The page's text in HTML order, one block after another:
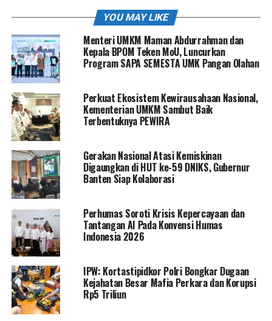
YOU MAY LIKE
Menteri UMKM Maman Abdurrahman dan
Kepala BPOM Teken MoU, Luncurkan
Program SAPA SEMESTA UMK Pangan Olahan
Perkuat Ekosistem Kewirausahaan Nasional,
Kementerian UMKM Sambut Baik
Terbentuknya PEWIRA
Gerakan Nasional Atasi Kemiskinan
Digaungkan di HUT ke-59 DNIKS, Gubernur
Banten Siap Kolaborasi
Perhumas Soroti Krisis Kepercayaan dan
Tantangan AI Pada Konvensi Humas
Indonesia 2026
IPW: Kortastipidkor Polri Bongkar Dugaan
Kejahatan Besar Mafia Perkara dan Korupsi
Rp5 Triliun